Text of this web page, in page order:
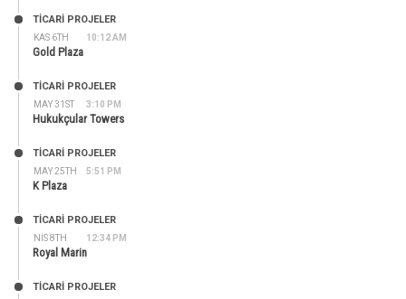
KAS 6TH 10:12 AM
TİCARİ PROJELER
Gold Plaza
MAY 31ST 3:10 PM
TİCARİ PROJELER
Hukukçular Towers
MAY 25TH 5:51 PM
TİCARİ PROJELER
K Plaza
NIS 8TH 12:34 PM
TİCARİ PROJELER
Royal Marin
TİCARİ PROJELER